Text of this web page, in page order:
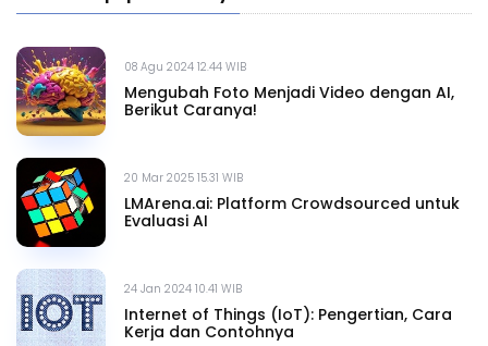
08 Agu 2024 12.44 WIB
Mengubah Foto Menjadi Video dengan AI,
Berikut Caranya!
20 Mar 2025 15.31 WIB
LMArena.ai: Platform Crowdsourced untuk
Evaluasi AI
24 Jan 2024 10.41 WIB
Internet of Things (IoT): Pengertian, Cara
Kerja dan Contohnya